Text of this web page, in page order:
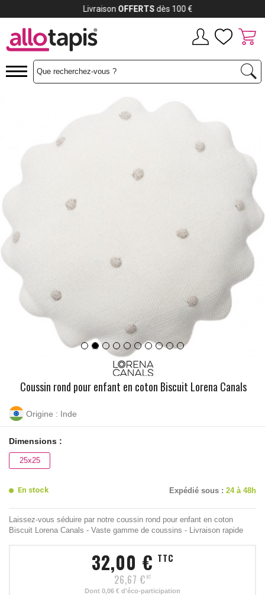
Coussin rond pour enfant en coton Biscuit Lorena Canals
Origine : Inde
Dimensions :
25x25
En stock Expédié sous : 24 à 48h
Laissez-vous séduire par notre coussin rond pour enfant en coton
Biscuit Lorena Canals - Vaste gamme de coussins - Livraison rapide
32,00 € TTC
26,67 € HT
Dont 0,06 € d'éco-participation
Payez jusqu'à12x